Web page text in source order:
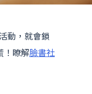
動，就會鎖
！瞭解臉書社